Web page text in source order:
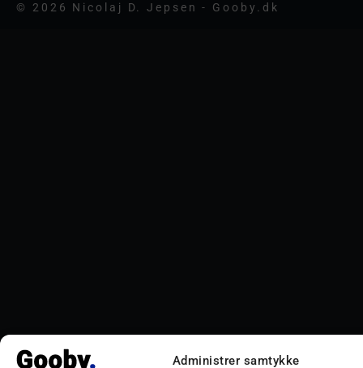
Administrer samtykke
© 2026 Nicolaj D. Jepsen - Gooby.dk